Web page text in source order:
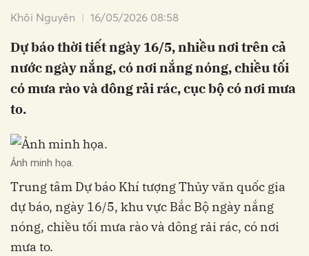
Khôi Nguyên 16/05/2026 08:58
Dự báo thời tiết ngày 16/5, nhiều nơi trên cả
nước ngày nắng, có nơi nắng nóng, chiều tối
có mưa rào và dông rải rác, cục bộ có nơi mưa
to.
Ảnh minh họa.
Trung tâm Dự báo Khí tượng Thủy văn quốc gia
dự báo, ngày 16/5, khu vực Bắc Bộ ngày nắng
nóng, chiều tối mưa rào và dông rải rác, có nơi
mưa to.
Hủy Gửi